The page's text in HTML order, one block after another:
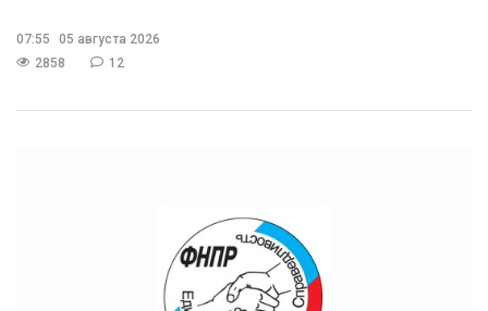
07:55
05 августа 2026
2858
12